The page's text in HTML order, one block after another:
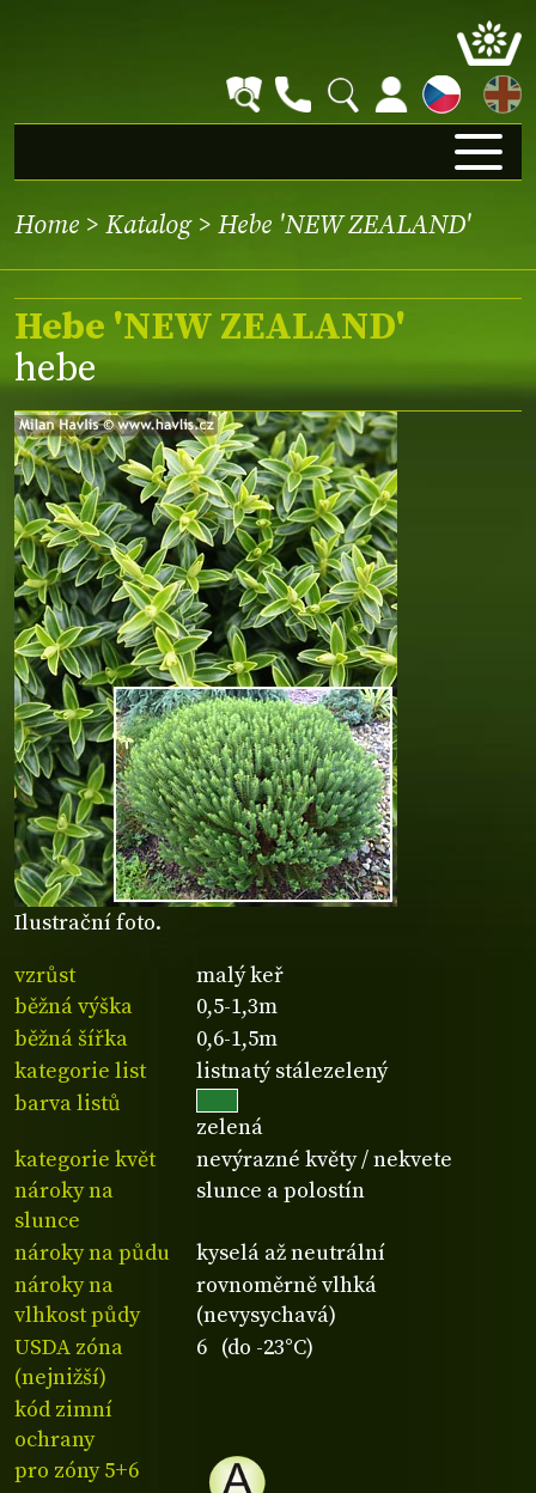
EN
Home > Katalog> Hebe 'NEW ZEALAND'
Ilustrační foto.
Hebe 'NEW ZEALAND'
hebe
vzrůst
malý keř
běžná výška
0,5-1,3m
běžná šířka
0,6-1,5m
kategorie list
listnatý stálezelený
barva listů
zelená
kategorie květ
nevýrazné květy / nekvete
nároky na
slunce
slunce a polostín
nároky na půdu
kyselá až neutrální
nároky na
vlhkost půdy
rovnoměrně vlhká
(nevysychavá)
USDA zóna
(nejnižší)
6 (do -23°C)
kód zimní
ochrany
pro zóny 5+6